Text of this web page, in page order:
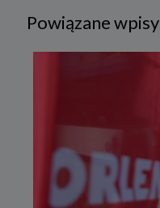
Powiązane wpisy